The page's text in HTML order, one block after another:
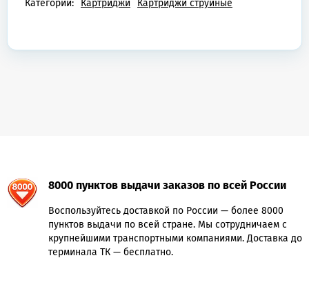
Категории: Картриджи Картриджи струйные
8000 пунктов выдачи заказов по всей России
Воспользуйтесь доставкой по России — более 8000
пунктов выдачи по всей стране. Мы сотрудничаем с
крупнейшими транспортными компаниями. Доставка до
терминала ТК — бесплатно.